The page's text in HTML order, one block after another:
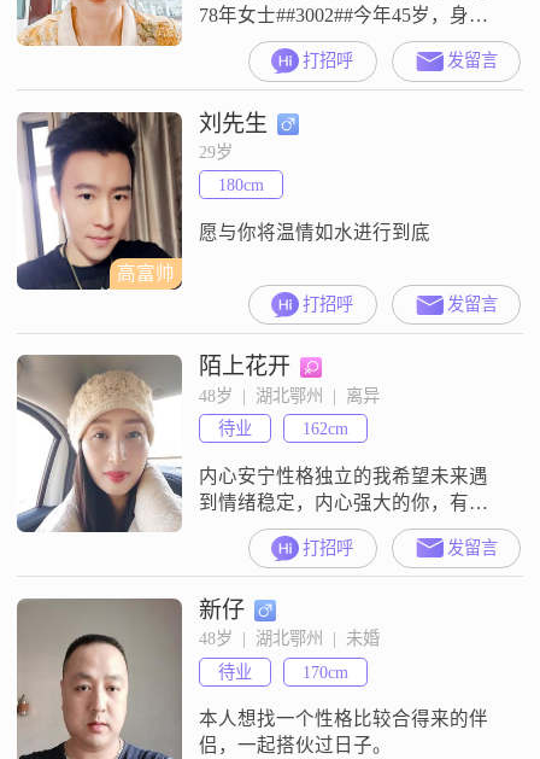
78年女士##3002##今年45岁，身高
150cm##3002##目前在鄂州工作，月
收入在3001-5000元之间##3002##虽
然学历只有高中及以下，但我一直
保持着积极学习的态度##3002##生
活中我是个温柔体贴的人，同时也
很独立自信##3002##平时性格乐观
积极，待人真诚可靠#
打招呼 发留言
高富帅
刘先生
29岁
180cm
愿与你将温情如水进行到底
打招呼 发留言
陌上花开
48岁  |  湖北鄂州  |  离异
待业
162cm
内心安宁性格独立的我希望未来遇
到情绪稳定，内心强大的你，有矛
盾时能有效沟通，不冷战！不求大
富大贵只求两人能相互理解，互相
包容，未来路上相互搀扶不离不
弃！未来可期##2026####2026##
打招呼 发留言
新仔
48岁  |  湖北鄂州  |  未婚
待业
170cm
本人想找一个性格比较合得来的伴
侣，一起搭伙过日子。